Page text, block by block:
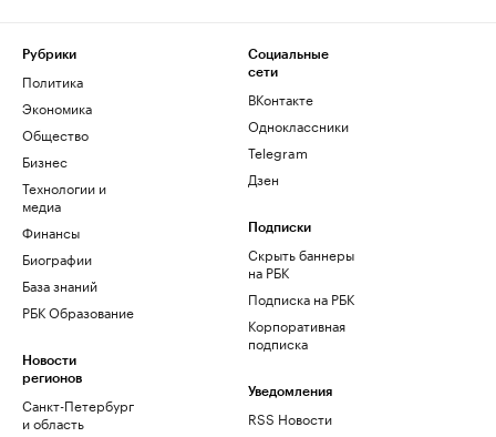
Рубрики
Политика
Экономика
Общество
Бизнес
Технологии и
медиа
Финансы
Биографии
База знаний
РБК Образование
Новости
регионов
Санкт-Петербург
и область
Социальные
сети
ВКонтакте
Одноклассники
Telegram
Дзен
Подписки
Скрыть баннеры
на РБК
Подписка на РБК
Корпоративная
подписка
Уведомления
RSS Новости